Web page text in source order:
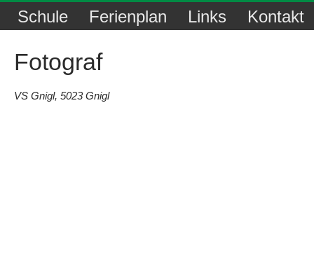
Schule Ferienplan Links Kontakt
Fotograf
VS Gnigl, 5023 Gnigl